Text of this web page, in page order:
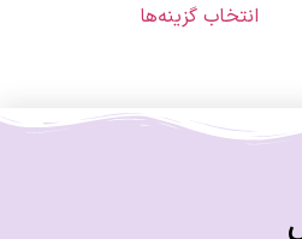
انتخاب گزینه‌ها